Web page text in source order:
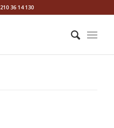
36 14 130